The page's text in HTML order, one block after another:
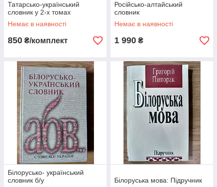
Татарсько-український
словник у 2-х томах
Немає в наявності
850 ₴/комплект
Російсько-алтайський
словник
Немає в наявності
1 990 ₴
Білорусько- український
словник б/у
Білоруська мова: Підручник